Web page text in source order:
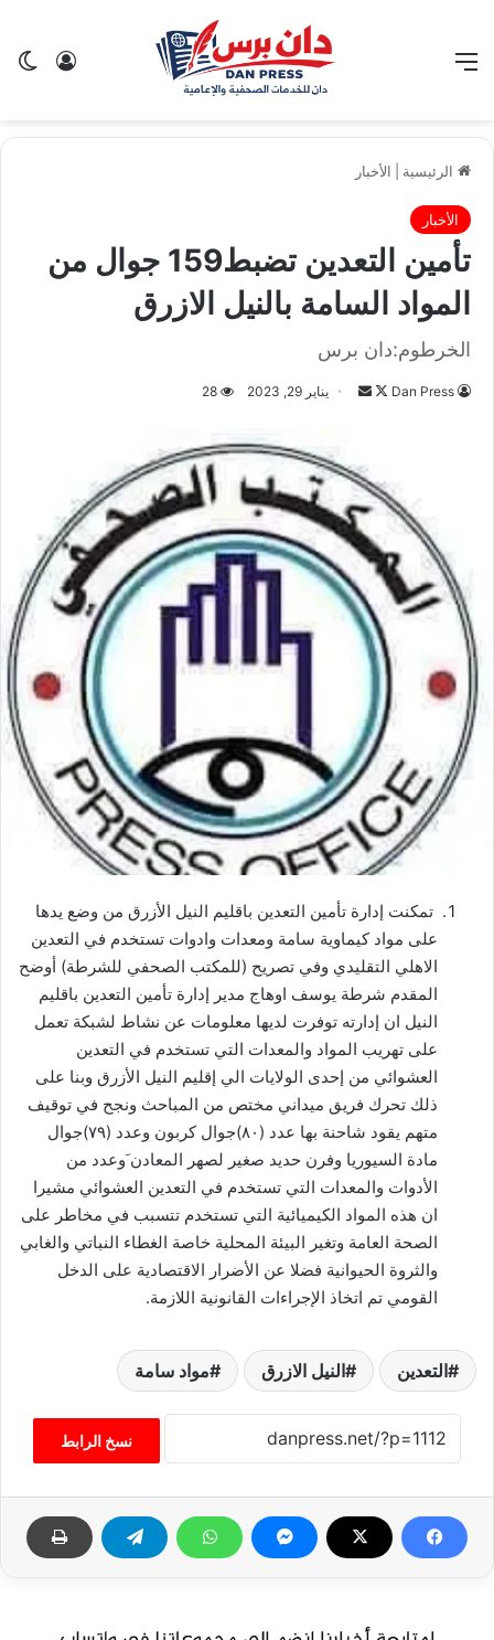
الرئيسية الأخبار
الأخبار
تأمين التعدين تضبط159 جوال من
المواد السامة بالنيل الازرق
الخرطوم:دان برس
Dan Press
ت
ع
ع
ى
ل
ب
ر
ي
د
ا
إ
ر
و
ن
ا
يناير 29, 2023 28
تمكنت إدارة تأمين التعدين باقليم النيل الأزرق من وضع يدها
على مواد كيماوية سامة ومعدات وادوات تستخدم في التعدين
الاهلي التقليدي وفي تصريح (للمكتب الصحفي للشرطة) أوضح
المقدم شرطة يوسف اوهاج مدير إدارة تأمين التعدين باقليم
النيل ان إدارته توفرت لديها معلومات عن نشاط لشبكة تعمل
على تهريب المواد والمعدات التي تستخدم في التعدين
العشوائي من إحدى الولايات الي إقليم النيل الأزرق وبنا على
ذلك تحرك فريق ميداني مختص من المباحث ونجح في توقيف
متهم يقود شاحنة بها عدد (٨٠)جوال كربون وعدد (٧٩)جوال
مادة السيوريا وفرن حديد صغير لصهر المعادن َوعدد من
الأدوات والمعدات التي تستخدم في التعدين العشوائي مشيرا
ان هذه المواد الكيميائية التي تستخدم تتسبب في مخاطر على
الصحة العامة وتغير البيئة المحلية خاصة الغطاء النباتي والغابي
والثروة الحيوانية فضلا عن الأضرار الاقتصادية على الدخل
القومي تم اتخاذ الإجراءات القانونية اللازمة.
التعدين النيل الازرق مواد سامة
نسخ الرابط